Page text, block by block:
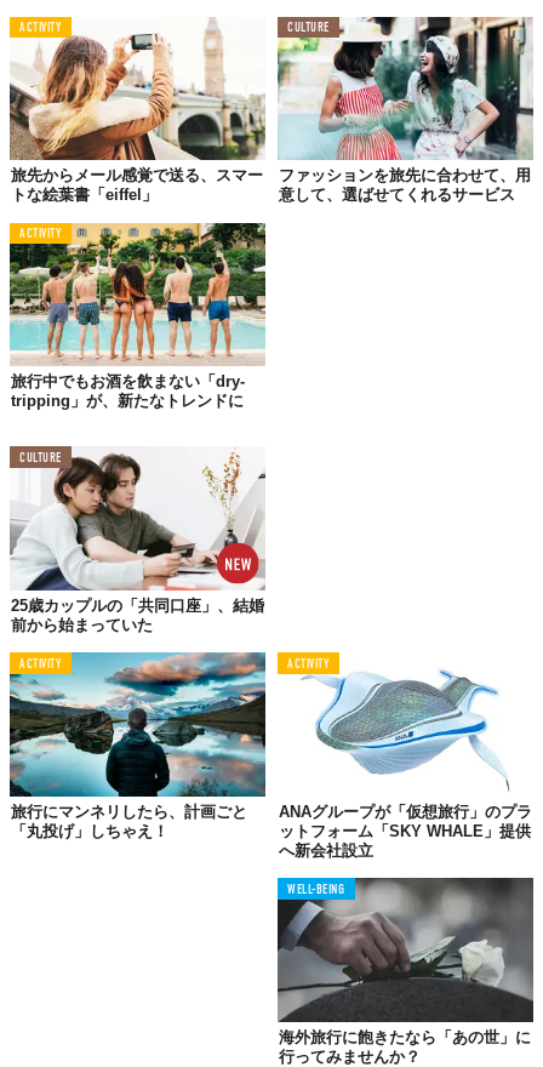
ACTIVITY
旅先からメール感覚で送る、スマー
トな絵葉書「eiffel」
CULTURE
ファッションを旅先に合わせて、用
意して、選ばせてくれるサービス
ACTIVITY
旅行中でもお酒を飲まない「dry-
tripping」が、新たなトレンドに
CULTURE
25歳カップルの「共同口座」、結婚
前から始まっていた
ACTIVITY
旅行にマンネリしたら、計画ごと
「丸投げ」しちゃえ！
ACTIVITY
ANAグループが「仮想旅行」のプラ
ットフォーム「SKY WHALE」提供
へ新会社設立
WELL-BEING
海外旅行に飽きたなら「あの世」に
行ってみませんか？